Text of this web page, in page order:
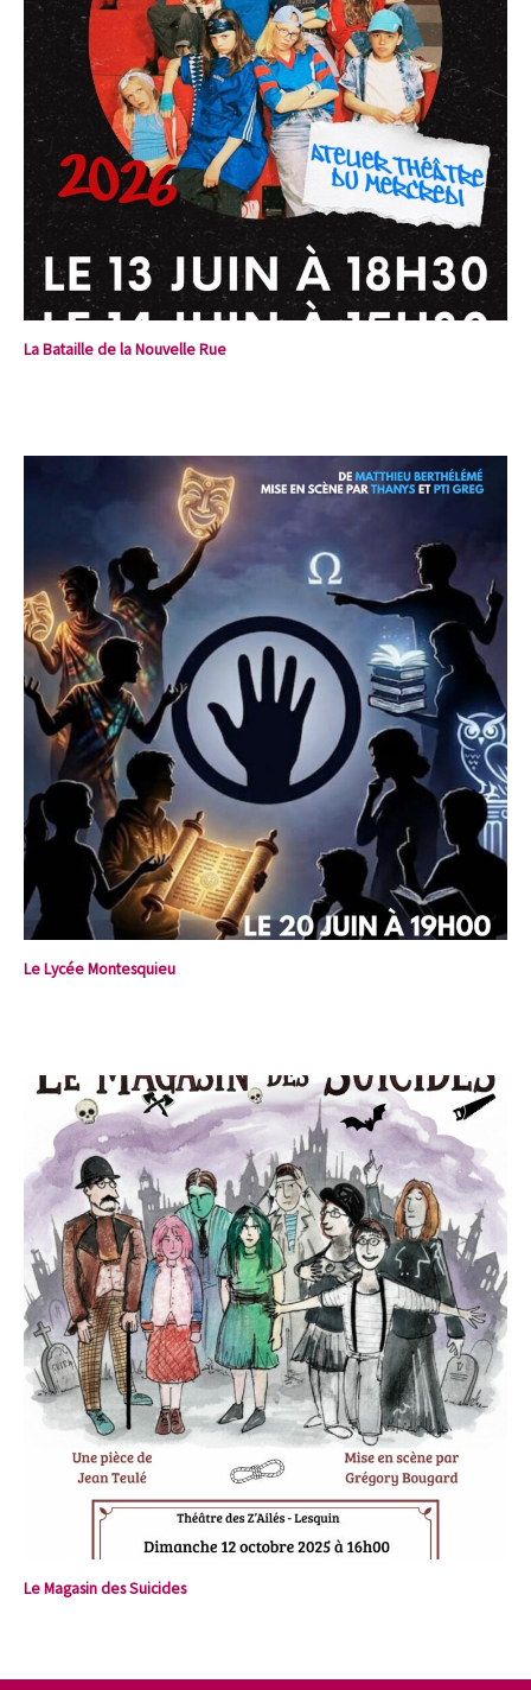
La Bataille de la Nouvelle Rue
Le Lycée Montesquieu
Le Magasin des Suicides